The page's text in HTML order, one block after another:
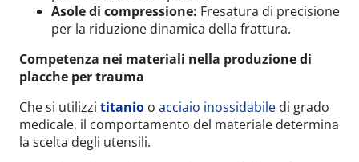
Asole di compressione: Fresatura di precisione
per la riduzione dinamica della frattura.
Competenza nei materiali nella produzione di
placche per trauma
Che si utilizzi titanio o acciaio inossidabile di grado
medicale, il comportamento del materiale determina
la scelta degli utensili.